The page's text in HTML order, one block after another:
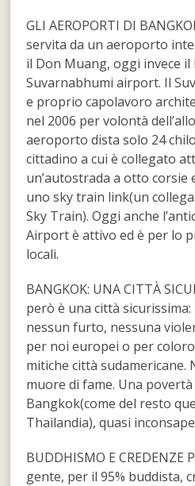
GLI AEROPORTI DI
servita da un aeroporto
il Don Muang, oggi invece
Suvarnabhumi airport. Il
e proprio capolavoro
nel 2006 per volontà
aeroporto dista solo 24
cittadino a cui è collegato
un’autostrada a otto corsie
uno sky train link(un
Sky Train). Oggi anche
Airport è attivo ed è per lo
locali.
BANGKOK: UNA CITTÀ
però è una città
nessun furto, nessuna
per noi europei o per
mitiche città sudamericane.
muore di fame. Una
Bangkok(come del resto
Thailandia), quasi
BUDDHISMO E CREDENZE
gente, per il 95% buddista,